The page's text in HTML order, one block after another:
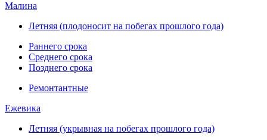
Малина
Летняя (плодоносит на побегах прошлого года)
Раннего срока
Среднего срока
Позднего срока
Ремонтантные
Ежевика
Летняя (укрывная на побегах прошлого года)